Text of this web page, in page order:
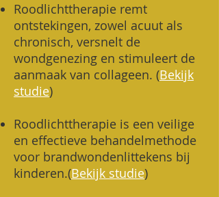
Roodlichttherapie remt
ontstekingen, zowel acuut als
chronisch, versnelt de
wondgenezing en stimuleert de
aanmaak van collageen. (Bekijk
studie)
Roodlichttherapie is een veilige
en effectieve behandelmethode
voor brandwondenlittekens bij
kinderen.(Bekijk studie)